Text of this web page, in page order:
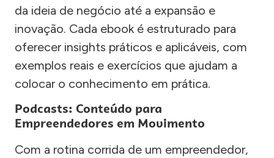
da ideia de negócio até a expansão e
inovação. Cada ebook é estruturado para
oferecer insights práticos e aplicáveis, com
exemplos reais e exercícios que ajudam a
colocar o conhecimento em prática.
Podcasts: Conteúdo para
Empreendedores em Movimento
Com a rotina corrida de um empreendedor,